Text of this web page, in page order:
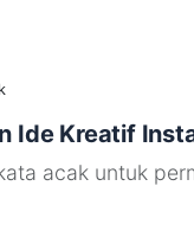
Ide Kreatif
acak untuk